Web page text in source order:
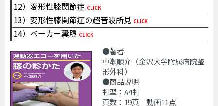
12）変形性膝関節症 CLICK
13）変形性膝関節症の超音波所見 CLICK
14）ベーカー囊腫 CLICK
●著者
中瀬順介（金沢大学附属病院整
形外科）
●商品説明
判型：A4判
頁数：19頁 動画11点